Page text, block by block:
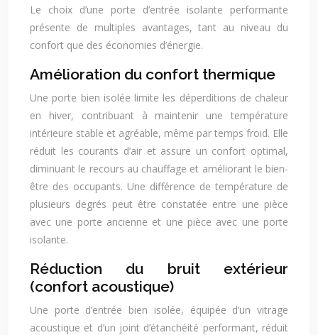
Le choix d’une porte d’entrée isolante performante
présente de multiples avantages, tant au niveau du
confort que des économies d’énergie.
Amélioration du confort thermique
Une porte bien isolée limite les déperditions de chaleur
en hiver, contribuant à maintenir une température
intérieure stable et agréable, même par temps froid. Elle
réduit les courants d’air et assure un confort optimal,
diminuant le recours au chauffage et améliorant le bien-
être des occupants. Une différence de température de
plusieurs degrés peut être constatée entre une pièce
avec une porte ancienne et une pièce avec une porte
isolante.
Réduction du bruit extérieur
(confort acoustique)
Une porte d’entrée bien isolée, équipée d’un vitrage
acoustique et d’un joint d’étanchéité performant, réduit